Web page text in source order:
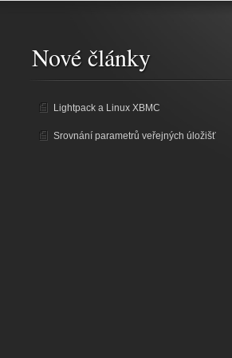
Nové články
Lightpack a Linux XBMC
Srovnání parametrů veřejných úložišť